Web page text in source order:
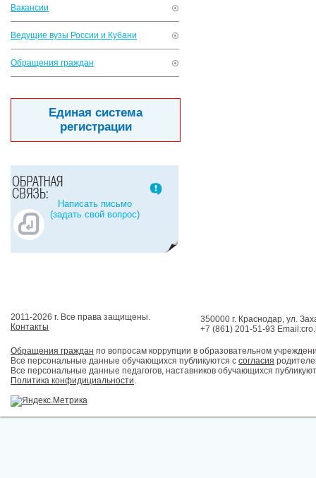
Вакансии
Ведущие вузы России и Кубани
Обращения граждан
Единая система
регистрации
Написать письмо
(задать свой вопрос)
2011-2026 г. Все права защищены.
Контакты
350000 г. Краснодар, ул.
+7 (861) 201-51-93
Обращения граждан по вопросам коррупции в образовательном
Все персональные данные обучающихся публикуются с согласия
Все персональные данные педагогов, наставников обучающихся
Политика конфидициальности.